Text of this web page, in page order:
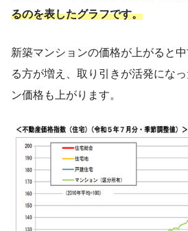
るのを表したグラフです。
新築マンションの価格が上がると
る方が増え、取り引きが活発にな
ン価格も上がります。